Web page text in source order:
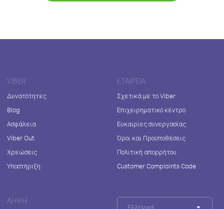
VIBER
Δυνατότητες
Blog
Ασφάλεια
Viber Out
Χρεώσεις
Υποστήριξη
ΕΤΑΙΡΕΊΑ
Σχετικά με το Viber
Επιχειρηματικό κέντρο
Ευκαιρίες συνεργασίας
Όροι και Προϋποθέσεις
Πολιτική απορρήτου
Customer Complaints Code
ΛΉΨΗ
Ελληνικά